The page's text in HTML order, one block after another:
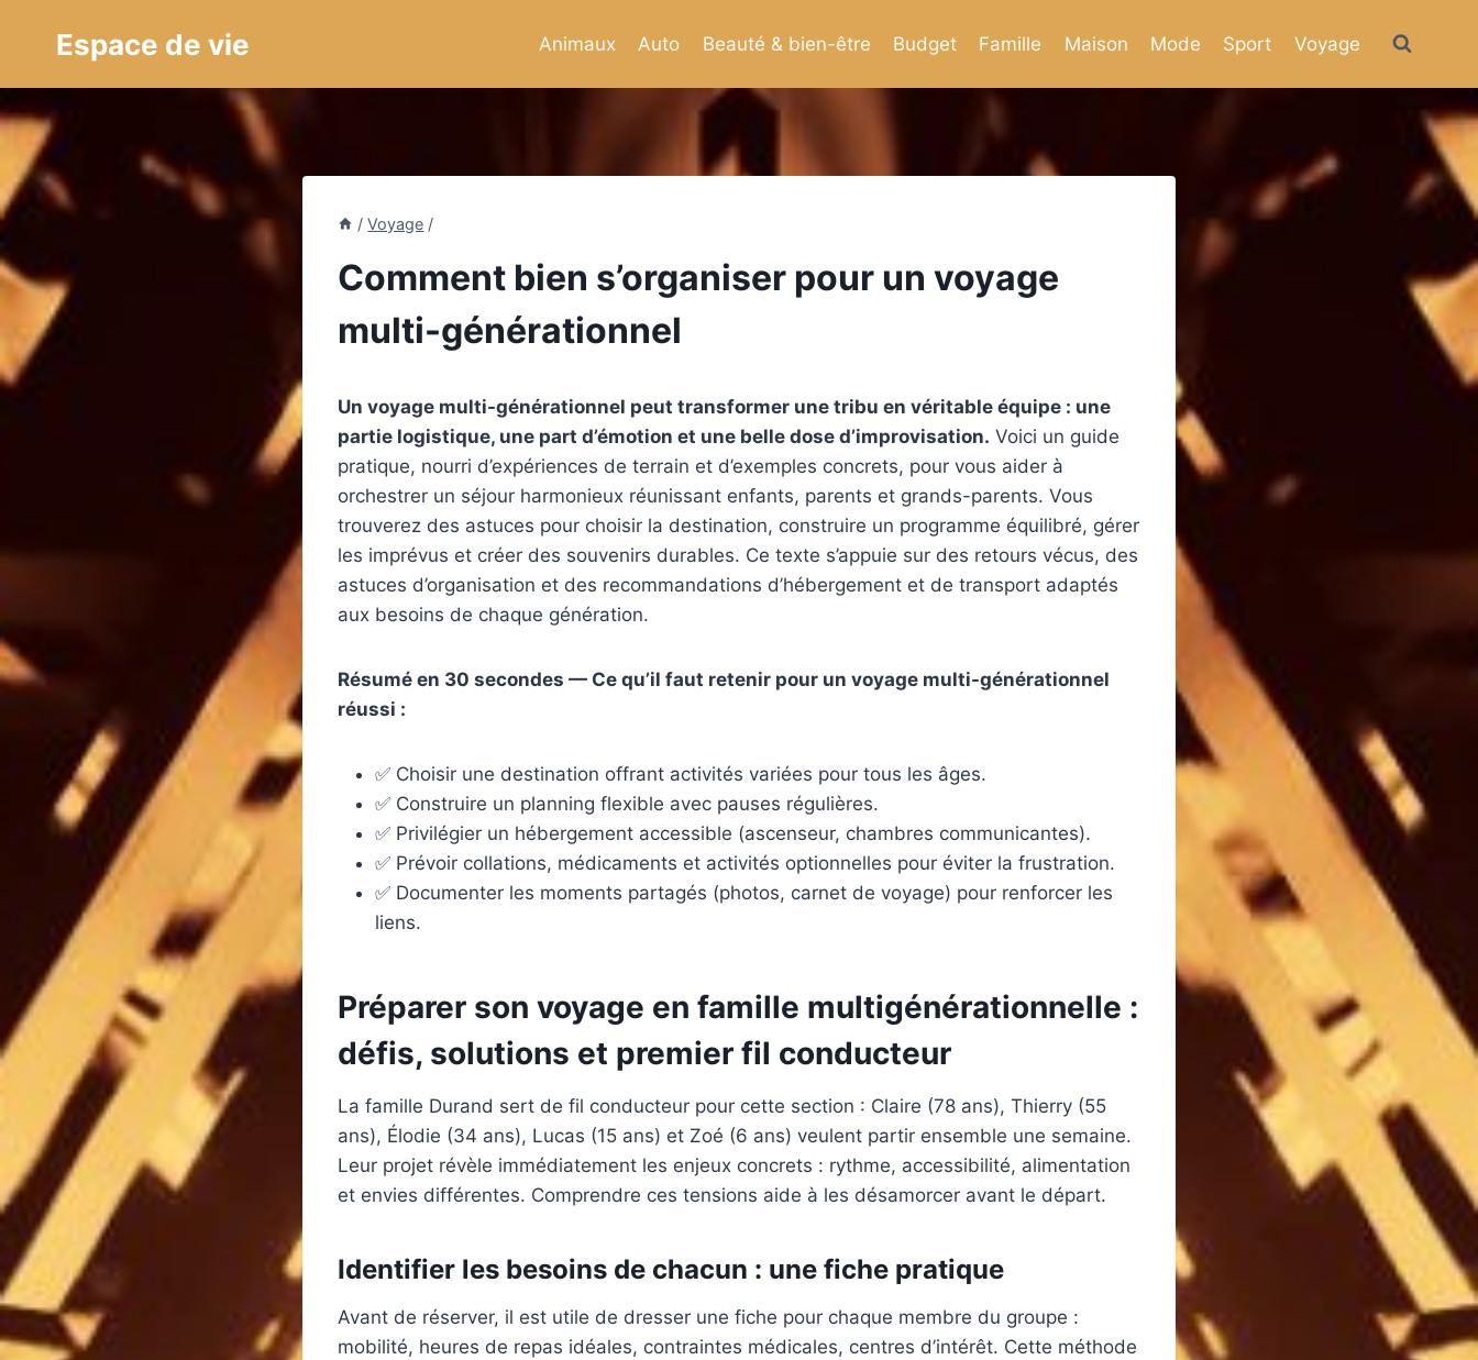
Espace de vie Animaux Auto Beauté & bien-être Budget Famille Maison Mode Sport Voyage
/ Voyage /
Comment bien s’organiser pour un voyage
multi-générationnel
Un voyage multi-générationnel peut transformer une tribu en véritable équipe : une
partie logistique, une part d’émotion et une belle dose d’improvisation. Voici un guide
pratique, nourri d’expériences de terrain et d’exemples concrets, pour vous aider à
orchestrer un séjour harmonieux réunissant enfants, parents et grands-parents. Vous
trouverez des astuces pour choisir la destination, construire un programme équilibré, gérer
les imprévus et créer des souvenirs durables. Ce texte s’appuie sur des retours vécus, des
astuces d’organisation et des recommandations d’hébergement et de transport adaptés
aux besoins de chaque génération.
Résumé en 30 secondes — Ce qu’il faut retenir pour un voyage multi-générationnel
réussi :
✅ Choisir une destination offrant activités variées pour tous les âges.
✅ Construire un planning flexible avec pauses régulières.
✅ Privilégier un hébergement accessible (ascenseur, chambres communicantes).
✅ Prévoir collations, médicaments et activités optionnelles pour éviter la frustration.
✅ Documenter les moments partagés (photos, carnet de voyage) pour renforcer les
liens.
Préparer son voyage en famille multigénérationnelle :
défis, solutions et premier fil conducteur
La famille Durand sert de fil conducteur pour cette section : Claire (78 ans), Thierry (55
ans), Élodie (34 ans), Lucas (15 ans) et Zoé (6 ans) veulent partir ensemble une semaine.
Leur projet révèle immédiatement les enjeux concrets : rythme, accessibilité, alimentation
et envies différentes. Comprendre ces tensions aide à les désamorcer avant le départ.
Identifier les besoins de chacun : une fiche pratique
Avant de réserver, il est utile de dresser une fiche pour chaque membre du groupe :
mobilité, heures de repas idéales, contraintes médicales, centres d’intérêt. Cette méthode